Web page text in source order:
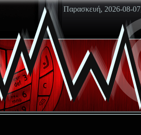
Παρασκευή, 2026-08-